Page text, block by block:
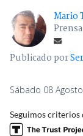
Mario
Publicado por
Sábado 08
Seguimos criterios